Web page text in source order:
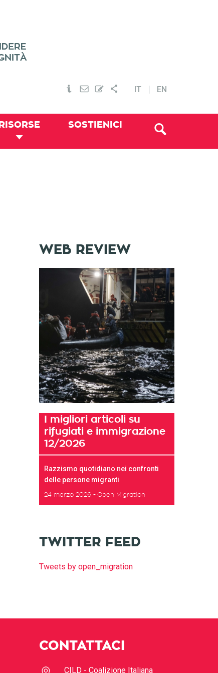
IT EN
RISORSE SOSTIENICI
WEB REVIEW
I migliori articoli su
rifugiati e immigrazione
12/2026
Razzismo quotidiano nei confronti
delle persone migranti
24 marzo 2026 Open Migration
TWITTER FEED
Tweets by open_migration
CONTATTACI
CILD - Coalizione Italiana